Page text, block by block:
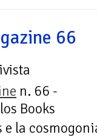
66
n. 66 -
Books
e la